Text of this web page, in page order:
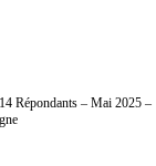
Répondants – Mai 2025 –